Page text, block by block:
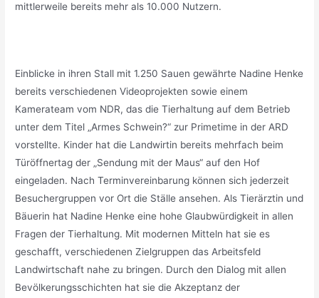
mittlerweile bereits mehr als 10.000 Nutzern.
Einblicke in ihren Stall mit 1.250 Sauen gewährte Nadine Henke
bereits verschiedenen Videoprojekten sowie einem
Kamerateam vom NDR, das die Tierhaltung auf dem Betrieb
unter dem Titel „Armes Schwein?“ zur Primetime in der ARD
vorstellte. Kinder hat die Landwirtin bereits mehrfach beim
Türöffnertag der „Sendung mit der Maus“ auf den Hof
eingeladen. Nach Terminvereinbarung können sich jederzeit
Besuchergruppen vor Ort die Ställe ansehen. Als Tierärztin und
Bäuerin hat Nadine Henke eine hohe Glaubwürdigkeit in allen
Fragen der Tierhaltung. Mit modernen Mitteln hat sie es
geschafft, verschiedenen Zielgruppen das Arbeitsfeld
Landwirtschaft nahe zu bringen. Durch den Dialog mit allen
Bevölkerungsschichten hat sie die Akzeptanz der